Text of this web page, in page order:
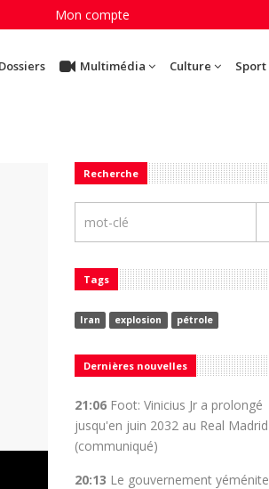
Mon compte
Multimédia Culture Sport
Recherche
Tags
Iran explosion pétrole
Dernières nouvelles
21:06 Foot: Vinicius Jr a prolongé
jusqu'en juin 2032 au Real Madrid
(communiqué)
20:13 Le gouvernement yéménite